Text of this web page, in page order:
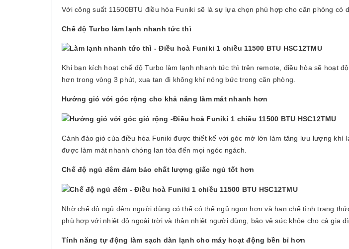
Với công suất 11500BTU điều hòa Funiki sẽ là sự lựa chọn phù hợp cho căn phòng
Chế độ Turbo làm lạnh nhanh tức thì
Khi bạn kích hoạt chế độ Turbo làm lạnh nhanh tức thì trên remote, điều hòa sẽ hoạt
hơn trong vòng 3 phút, xua tan đi không khí nóng bức trong căn phòng.
Hướng gió với góc rộng cho khả năng làm mát nhanh hơn
Cánh đảo gió của điều hòa Funiki được thiết kế với góc mở lớn làm tăng lưu lượng
được làm mát nhanh chóng lan tỏa đến mọi ngóc ngách.
Chế độ ngủ đêm đảm bảo chất lượng giấc ngủ tốt hơn
Nhờ chế độ ngủ đêm người dùng có thể có thể ngủ ngon hơn và hạn chế tình trạng
phù hợp với nhiệt độ ngoài trời và thân nhiệt người dùng, bảo vệ sức khỏe cho cả gia
Tính năng tự động làm sạch dàn lạnh cho máy hoạt động bền bỉ hơn